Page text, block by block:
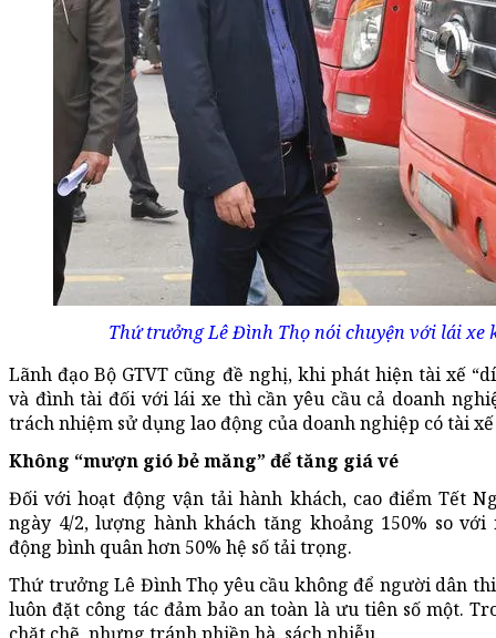
Thứ trưởng Lê Đình Thọ nói chuyện với lái xe
Lãnh đạo Bộ GTVT cũng đề nghị, khi phát hiện tài xế
và đình tài đối với lái xe thì cần yêu cầu cả doanh
trách nhiệm sử dụng lao động của doanh nghiệp có tài
Không “mượn gió bẻ măng” để tăng giá vé
Đối với hoạt động vận tải hành khách, cao điểm Tết
ngày 4/2, lượng hành khách tăng khoảng 150% so
động bình quân hơn 50% hệ số tải trọng.
Thứ trưởng Lê Đình Thọ yêu cầu không để người dân
luôn đặt công tác đảm bảo an toàn là ưu tiên số một.